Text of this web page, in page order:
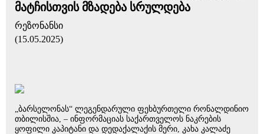
მატჩისთვის მზადება სრულდება
რეზონანსი
(15.05.2025)
„ბარსელონას“ ლეგენდარული ფეხბურთელი რონალდინიო
თბილისშია, – ინფორმაციას საქართველოს ნაკრების
ყოფილი კაპიტანი და დედაქალაქის მერი, კახა კალაძე